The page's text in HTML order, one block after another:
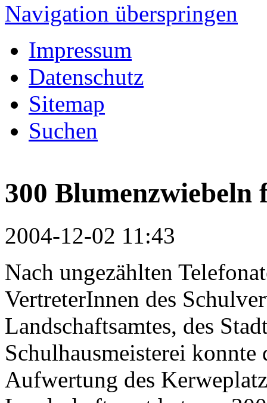
Navigation überspringen
Impressum
Datenschutz
Sitemap
Suchen
300
2004-12-02 11:43
Nach ungezählten
VertreterInnen des
Landschaftsamtes, des
Schulhausmeisterei
Aufwertung des